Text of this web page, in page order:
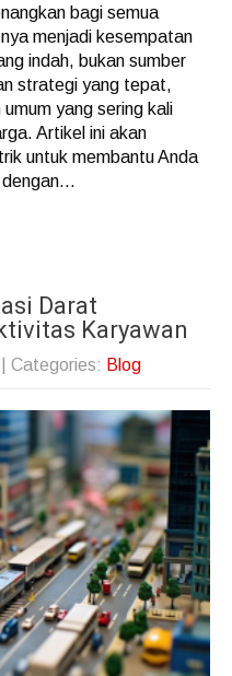
bagi semua
menjadi kesempatan
indah, bukan sumber
strategi yang tepat,
yang sering kali
Artikel ini akan
untuk membantu Anda
Darat
Karyawan
| Categories: Blog